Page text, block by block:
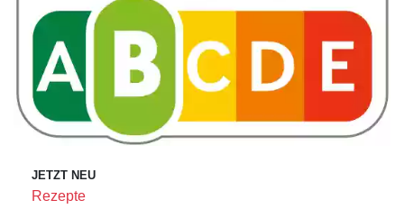
JETZT NEU
Rezepte